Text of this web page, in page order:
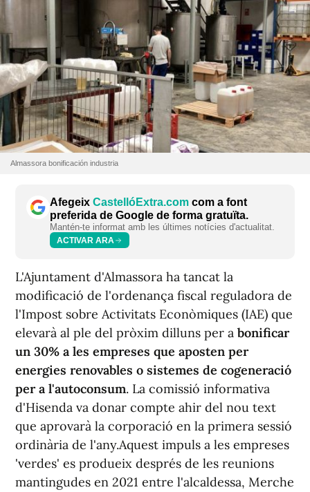
Almassora bonificación industria
Afegeix CastellóExtra.com com a font
preferida de Google de forma gratuïta.
Mantén-te informat amb les últimes notícies d'actualitat.
ACTIVAR ARA
L'Ajuntament d'Almassora ha tancat la
modificació de l'ordenança fiscal reguladora de
l'Impost sobre Activitats Econòmiques (IAE) que
elevarà al ple del pròxim dilluns per a bonificar
un 30% a les empreses que aposten per
energies renovables o sistemes de cogeneració
per a l'autoconsum. La comissió informativa
d'Hisenda va donar compte ahir del nou text
que aprovarà la corporació en la primera sessió
ordinària de l'any.Aquest impuls a les empreses
'verdes' es produeix després de les reunions
mantingudes en 2021 entre l'alcaldessa, Merche